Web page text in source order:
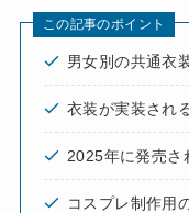
この記事のポイント
男女別の共通衣
衣装が実装され
2025年に発売さ
コスプレ制作用